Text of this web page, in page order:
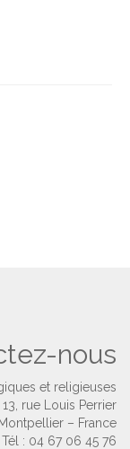
nous
et religieuses
13, rue Louis Perrier
– France
Tél : 04 67 06 45 76